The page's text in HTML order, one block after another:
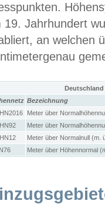
19. Jahrhundert
an welchen
Bezeichnung
Meter über
Meter über
Meter über Normalnull (m.
Meter über Höhennormal